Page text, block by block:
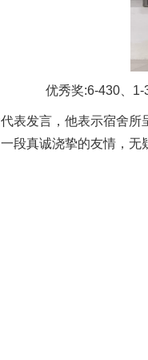
优秀奖:6-430、
表发言，他表示宿舍
段真诚浇挚的友情，